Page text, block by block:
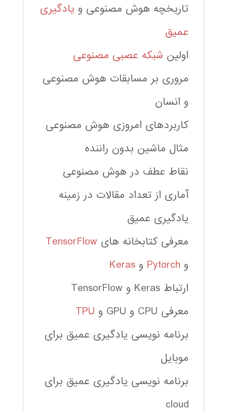
تاریخچه هوش مصنوعی و یادگیری
عمیق
اولین شبکه عصبی مصنوعی
مروری بر مسابقات هوش مصنوعی
و انسان
کاربردهای امروزی هوش مصنوعی
مثال ماشین بدون راننده
نقاط عطف در هوش مصنوعی
آماری از تعداد مقالات در زمینه
یادگیری عمیق
معرفی کتابخانه های TensorFlow
و Pytorch و Keras
ارتباط Keras و TensorFlow
معرفی CPU و GPU و
TPU
برنامه نویسی یادگیری عمیق برای
موبایل
برنامه نویسی یادگیری عمیق برای
cloud